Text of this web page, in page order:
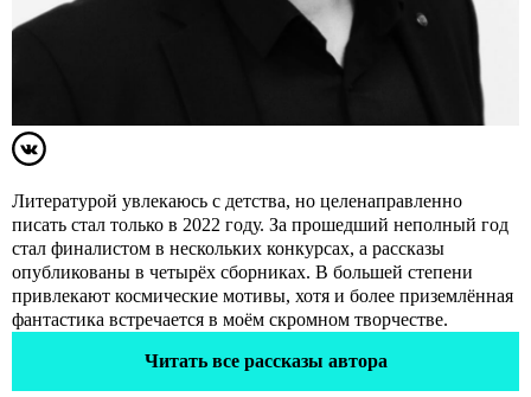
Литературой увлекаюсь с детства, но целенаправленно
писать стал только в 2022 году. За прошедший неполный год
стал финалистом в нескольких конкурсах, а рассказы
опубликованы в четырёх сборниках. В большей степени
привлекают космические мотивы, хотя и более приземлённая
фантастика встречается в моём скромном творчестве.
Читать все рассказы автора